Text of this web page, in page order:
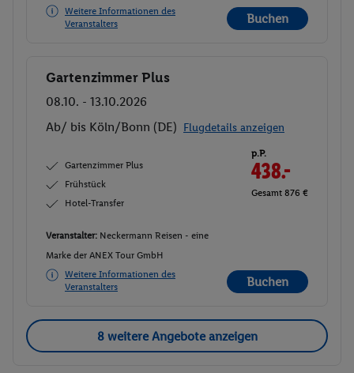
Weitere Informationen des
Veranstalters
Buchen
Buchen
Gartenzimmer Plus
08.10. - 13.10.2026
Ab/ bis Köln/Bonn (DE) Flugdetails anzeigen
Gartenzimmer Plus
Frühstück
Hotel-Transfer
p.P.
438.-
Gesamt 876 €
Veranstalter: Neckermann Reisen - eine
Marke der ANEX Tour GmbH
Weitere Informationen des
Veranstalters
Buchen
8 weitere Angebote anzeigen